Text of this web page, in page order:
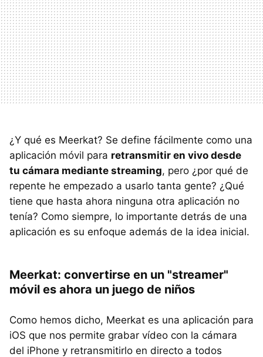
¿Y qué es Meerkat? Se define fácilmente como una
aplicación móvil para retransmitir en vivo desde
tu cámara mediante streaming, pero ¿por qué de
repente he empezado a usarlo tanta gente? ¿Qué
tiene que hasta ahora ninguna otra aplicación no
tenía? Como siempre, lo importante detrás de una
aplicación es su enfoque además de la idea inicial.
Meerkat: convertirse en un "streamer"
móvil es ahora un juego de niños
Como hemos dicho, Meerkat es una aplicación para
iOS que nos permite grabar vídeo con la cámara
del iPhone y retransmitirlo en directo a todos